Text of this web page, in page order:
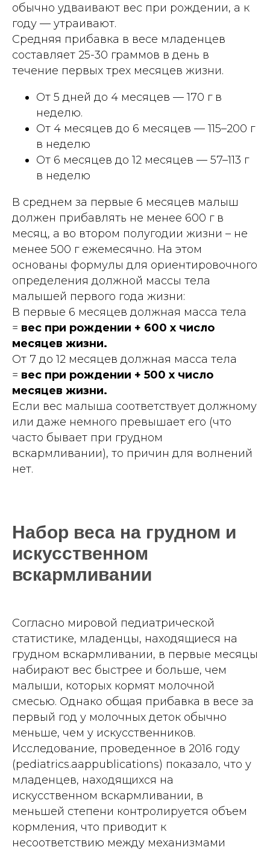
обычно удваивают вес при рождении, а к
году — утраивают.
Средняя прибавка в весе младенцев
составляет 25-30 граммов в день в
течение первых трех месяцев жизни.
От 5 дней до 4 месяцев — 170 г в
неделю.
От 4 месяцев до 6 месяцев — 115–200 г
в неделю
От 6 месяцев до 12 месяцев — 57–113 г
в неделю
В среднем за первые 6 месяцев малыш
должен прибавлять не менее 600 г в
месяц, а во втором полугодии жизни – не
менее 500 г ежемесячно. На этом
основаны формулы для ориентировочного
определения должной массы тела
малышей первого года жизни:
В первые 6 месяцев должная масса тела
= вес при рождении + 600 х число
месяцев жизни.
От 7 до 12 месяцев должная масса тела
= вес при рождении + 500 х число
месяцев жизни.
Если вес малыша соответствует должному
или даже немного превышает его (что
часто бывает при грудном
вскармливании), то причин для волнений
нет.
Набор веса на грудном и
искусственном
вскармливании
Согласно мировой педиатрической
статистике, младенцы, находящиеся на
грудном вскармливании, в первые месяцы
набирают вес быстрее и больше, чем
малыши, которых кормят молочной
смесью. Однако общая прибавка в весе за
первый год у молочных деток обычно
меньше, чем у искусственников.
Исследование, проведенное в 2016 году
(pediatrics.aappublications) показало, что у
младенцев, находящихся на
искусственном вскармливании, в
меньшей степени контролируется объем
кормления, что приводит к
несоответствию между механизмами